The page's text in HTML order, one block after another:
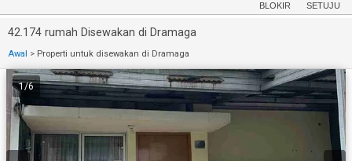
BLOKIR SETUJU
42.174 rumah Disewakan di Dramaga
Awal > Properti untuk disewakan di Dramaga
1/6